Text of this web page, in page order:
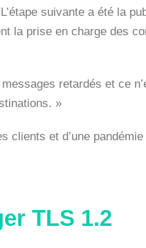
suivante a été la
la prise en charge des
retardés et ce
»
clients et d’une pandémie
TLS 1.2